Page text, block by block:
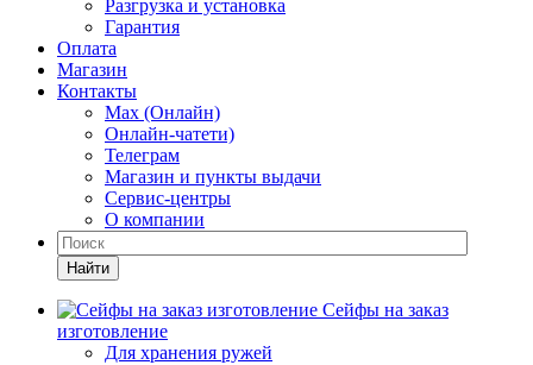
Разгрузка и установка
Гарантия
Оплата
Магазин
Контакты
Max (Онлайн)
Онлайн-чатети)
Телеграм
Магазин и пункты выдачи
Сервис-центры
О компании
Найти
Сейфы на заказ
изготовление
Для хранения ружей